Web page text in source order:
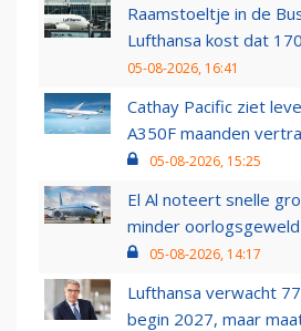
Raamstoeltje in de
Lufthansa kost dat
05-08-2026, 16:41
Cathay Pacific ziet
A350F maanden
05-08-2026, 15:25
El Al noteert snelle
minder oorlogsgeweld
05-08-2026, 14:17
Lufthansa verwacht
begin 2027, maar